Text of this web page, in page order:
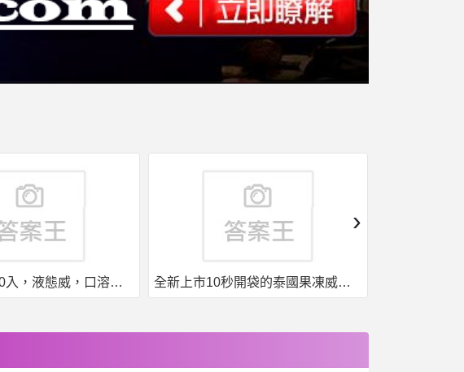
果凍威而鋼50入，液態威，口溶速效 全新上市10秒開袋的泰國果凍威而鋼強勢來襲
›